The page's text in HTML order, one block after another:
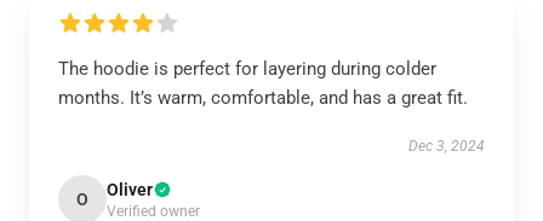
The hoodie is perfect for layering during colder
months. It’s warm, comfortable, and has a great fit.
Dec 3, 2024
O Oliver
Verified owner